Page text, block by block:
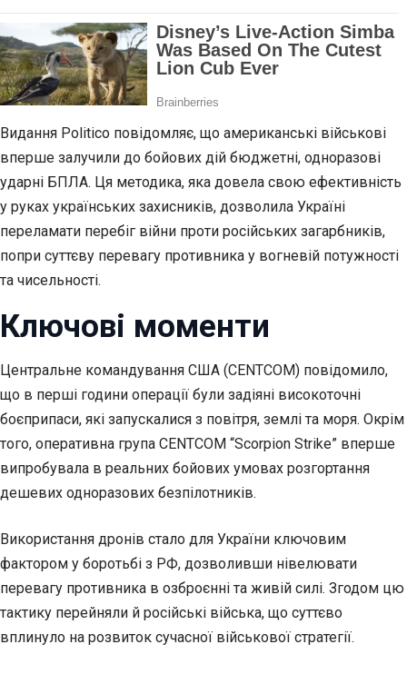
Видання Politico повідомляє, що американські військові
вперше залучили до бойових дій бюджетні, одноразові
ударні БПЛА. Ця методика, яка довела свою ефективність
у руках українських захисників, дозволила Україні
переламати перебіг війни проти російських загарбників,
попри суттєву перевагу противника у вогневій потужності
та чисельності.
Ключові моменти
Центральне командування США (CENTCOM) повідомило,
що в перші години операції були задіяні високоточні
боєприпаси, які запускалися з повітря, землі та моря. Окрім
того, оперативна група CENTCOM “Scorpion Strike” вперше
випробувала в реальних бойових умовах розгортання
дешевих одноразових безпілотників.
Використання дронів стало для України ключовим
фактором у боротьбі з РФ, дозволивши нівелювати
перевагу противника в озброєнні та живій силі. Згодом цю
тактику перейняли й російські війська, що суттєво
вплинуло на розвиток сучасної військової стратегії.